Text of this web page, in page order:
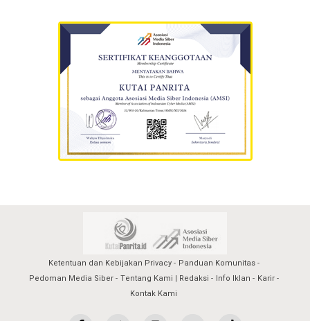
Ketentuan dan Kebijakan Privacy
Panduan Komunitas
Pedoman Media Siber
Tentang Kami | Redaksi Info Iklan
Karir
Kontak Kami